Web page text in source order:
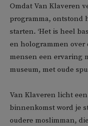
Omdat Van Klaveren
programma, ontstond
starten. ‘Het is heel
en hologrammen
mensen een ervaring
museum, met oude
Van Klaveren licht
binnenkomst word je
oudere moslimman,